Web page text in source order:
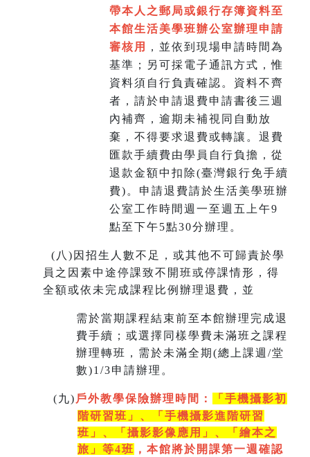
帶本人之郵局或銀行存簿資料至
本館生活美學班辦公室辦理申請
審核用
，並依到現場申請時間為
基準；另可採電子通訊方式，惟
資料須自行負責確認。資料不齊
者，請於申請退費申請書後三週
內補齊，逾期未補視同自動放
棄，不得要求退費或轉讓。退費
匯款手續費由學員自行負擔，從
退款金額中扣除(臺灣銀行免手續
費)。申請退費請於生活美學班辦
公室工作時間週一至週五上午9
點至下午5點30分辦理。
( 八)因招生人數不足，或其他不可歸責於學
員之因素中途停課致不開班或停課情形，得
全額或依未完成課程比例辦理退費，並
需於當期課程結束前至本館辦理完成退
費手續；或選擇同樣學費未滿班之課程
辦理轉班，需於未滿全期(總上課週/堂
數)1/3申請辦理。
(九) 戶外教學保險辦理時間：
「手機攝影初
階研習班」、「手機攝影進階研習
班」、「 攝影影像應用」、「繪本之
旅」等4班 ，本館將於開課第一週 確認